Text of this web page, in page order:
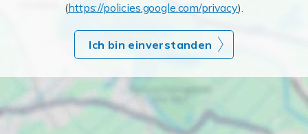
(https://policies.google.com/privacy).
Ich bin einverstanden